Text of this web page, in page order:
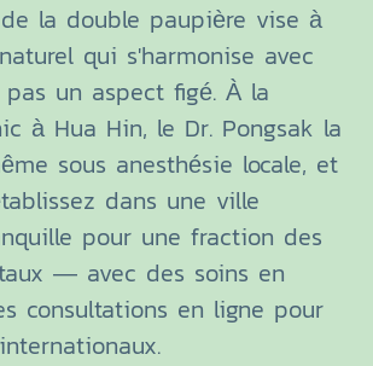
la double paupière vise à
qui s'harmonise avec
pas un aspect figé. À la
à Hua Hin, le Dr. Pongsak la
sous anesthésie locale, et
dans une ville
pour une fraction des
— avec des soins en
consultations en ligne pour